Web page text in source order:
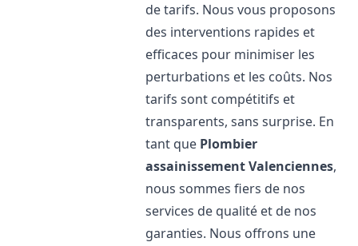
de tarifs. Nous vous proposons
des interventions rapides et
efficaces pour minimiser les
perturbations et les coûts. Nos
tarifs sont compétitifs et
transparents, sans surprise. En
tant que Plombier
assainissementValenciennes,
nous sommes fiers de nos
services de qualité et de nos
garanties. Nous offrons une